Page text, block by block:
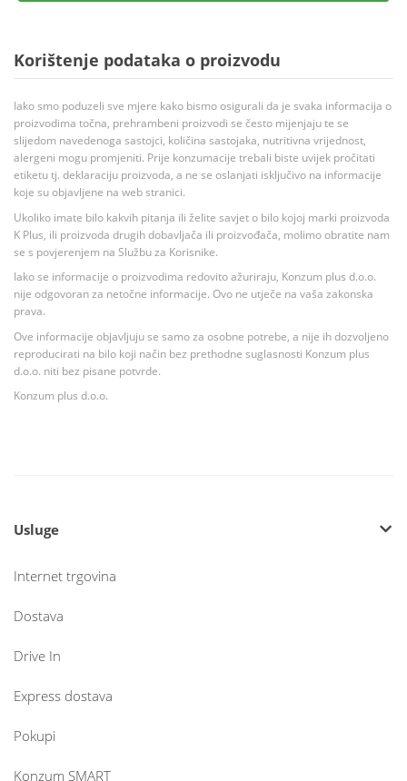
Korištenje podataka o proizvodu
Iako smo poduzeli sve mjere kako bismo osigurali da je svaka informacija o
proizvodima točna, prehrambeni proizvodi se često mijenjaju te se
slijedom navedenoga sastojci, količina sastojaka, nutritivna vrijednost,
alergeni mogu promjeniti. Prije konzumacije trebali biste uvijek pročitati
etiketu tj. deklaraciju proizvoda, a ne se oslanjati isključivo na informacije
koje su objavljene na web stranici.
Ukoliko imate bilo kakvih pitanja ili želite savjet o bilo kojoj marki proizvoda
K Plus, ili proizvoda drugih dobavljača ili proizvođača, molimo obratite nam
se s povjerenjem na Službu za Korisnike.
Iako se informacije o proizvodima redovito ažuriraju, Konzum plus d.o.o.
nije odgovoran za netočne informacije. Ovo ne utječe na vaša zakonska
prava.
Ove informacije objavljuju se samo za osobne potrebe, a nije ih dozvoljeno
reproducirati na bilo koji način bez prethodne suglasnosti Konzum plus
d.o.o. niti bez pisane potvrde.
Konzum plus d.o.o.
Usluge
Internet trgovina
Dostava
Drive In
Express dostava
Pokupi
Konzum SMART